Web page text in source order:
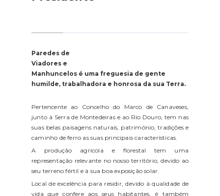
Paredes de
Viadores e
Manhuncelos é uma freguesia de gente
humilde, trabalhadora e honrosa da sua Terra.
Pertencente ao Concelho do Marco de Canaveses,
junto à Serra de Montedeiras e ao Rio Douro, tem nas
suas belas paisagens naturais, património, tradições e
caminho de ferro as suas principais características.
A produção agrícola e florestal tem uma
representação relevante no nosso território, devido ao
seu terreno fértil e à sua boa exposição solar.
Local de excelência para residir, devido à qualidade de
vida que confere aos seus habitantes, é também